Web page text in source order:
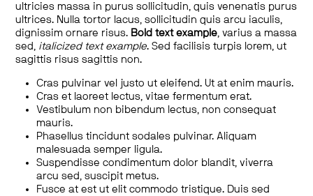
ultricies massa in purus sollicitudin, quis venenatis purus
ultrices. Nulla tortor lacus, sollicitudin quis arcu iaculis,
dignissim ornare risus. Bold text example, varius a massa
sed, italicized text example. Sed facilisis turpis lorem, ut
sagittis risus sagittis non.
Cras pulvinar vel justo ut eleifend. Ut at enim mauris.
Cras et laoreet lectus, vitae fermentum erat.
Vestibulum non bibendum lectus, non consequat
mauris.
Phasellus tincidunt sodales pulvinar. Aliquam
malesuada semper ligula.
Suspendisse condimentum dolor blandit, viverra
arcu sed, suscipit metus.
Fusce at est ut elit commodo tristique. Duis sed